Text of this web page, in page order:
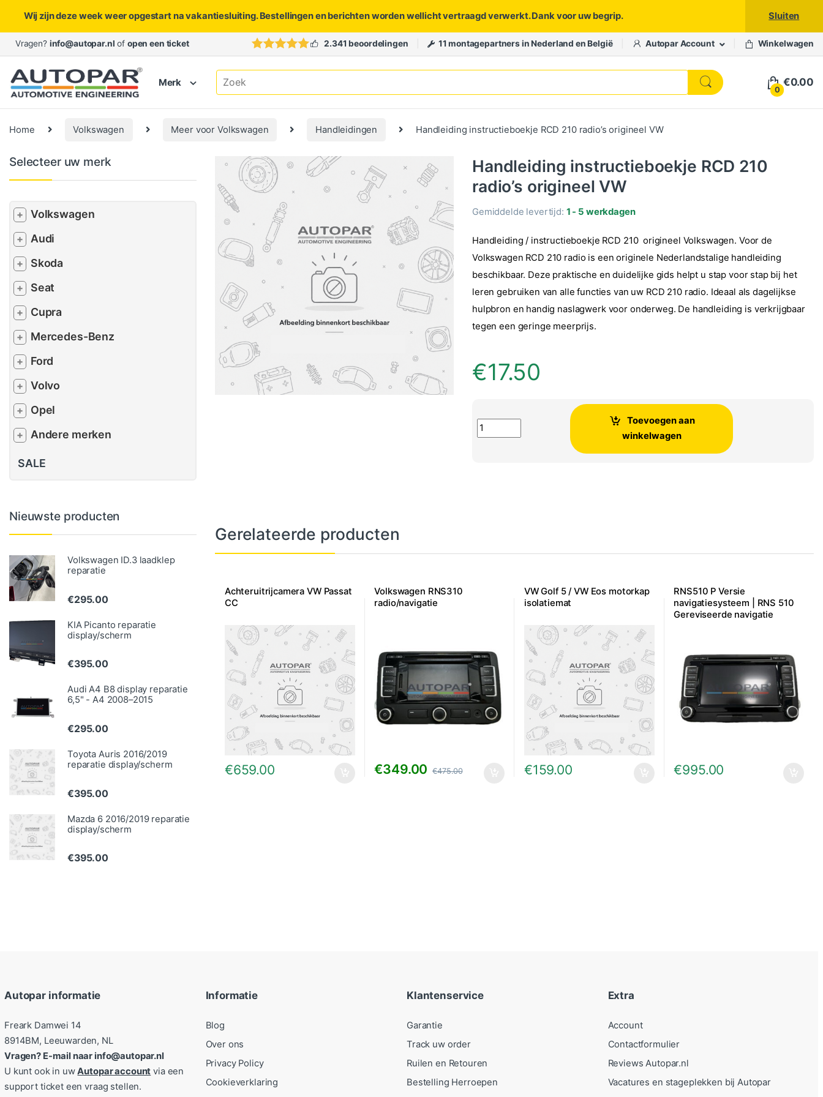
Wij zijn deze week weer opgestart na vakantiesluiting. Bestellingen en berichten worden wellicht vertraagd verwerkt. Dank voor uw begrip. Sluiten
Skip to navigation
Skip to content
Vragen? info@autopar.nl of open een ticket 2.341 beoordelingen 11 montagepartners in Nederland en België Autopar Account Winkelwagen
Merk
Search for:
0
€0.00
Home Volkswagen Meer voor Volkswagen Handleidingen Handleiding instructieboekje RCD 210 radio’s origineel VW
Handleiding instructieboekje RCD 210
radio’s origineel VW
Gemiddelde levertijd: 1 - 5 werkdagen
Handleiding / instructieboekje RCD 210 origineel Volkswagen. Voor de
Volkswagen RCD 210 radio is een originele Nederlandstalige handleiding
beschikbaar. Deze praktische en duidelijke gids helpt u stap voor stap bij het
leren gebruiken van alle functies van uw RCD 210 radio. Ideaal als dagelijkse
hulpbron en handig naslagwerk voor onderweg. De handleiding is verkrijgbaar
tegen een geringe meerprijs.
€17.50
Handleiding instructieboekje RCD 210 radio's origineel VW aantal
Toevoegen aan
winkelwagen
Gerelateerde producten
Achteruitrijcamera VW Passat
CC
€659.00
Volkswagen RNS310
radio/navigatie
€349.00 €475.00
VW Golf 5 / VW Eos motorkap
isolatiemat
€159.00
RNS510 P Versie
navigatiesysteem | RNS 510
Gereviseerde navigatie
€995.00
Selecteer uw merk
+ Volkswagen
+ Audi
+ Skoda
+ Seat
+ Cupra
+ Mercedes-Benz
+ Ford
+ Volvo
+ Opel
+ Andere merken
SALE
Nieuwste producten
Volkswagen ID.3 laadklep
reparatie
€295.00
KIA Picanto reparatie
display/scherm
€395.00
Audi A4 B8 display reparatie
6,5" - A4 2008–2015
€295.00
Toyota Auris 2016/2019
reparatie display/scherm
€395.00
Mazda 6 2016/2019 reparatie
display/scherm
€395.00
Autopar informatie
Freark Damwei 14
8914BM, Leeuwarden, NL
Vragen? E-mail naar info@autopar.nl
U kunt ook in uwAutopar account via een
support ticket een vraag stellen.
Informatie
Blog
Over ons
Privacy Policy
Cookieverklaring
Klantenservice
Garantie
Track uw order
Ruilen en Retouren
Bestelling Herroepen
Extra
Account
Contactformulier
Reviews Autopar.nl
Vacatures en stageplekken bij Autopar